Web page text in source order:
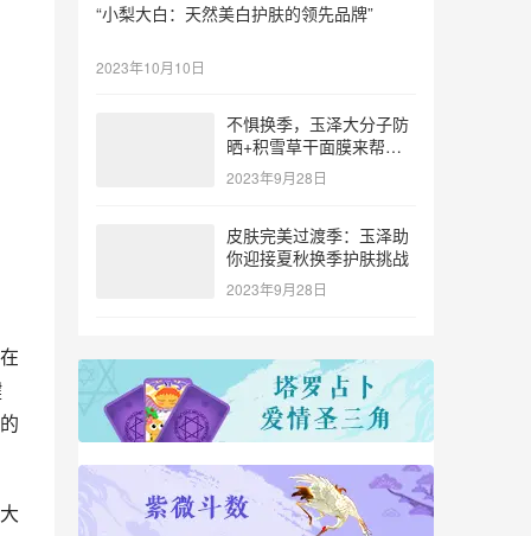
“小梨大白：天然美白护肤的领先品牌”
2023年10月10日
不惧换季，玉泽大分子防
晒+积雪草干面膜来帮
忙！
2023年9月28日
皮肤完美过渡季：玉泽助
你迎接夏秋换季护肤挑战
2023年9月28日